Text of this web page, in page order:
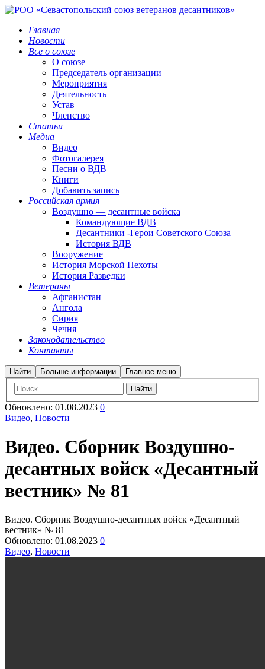
Главная
Новости
Все о союзе
О союзе
Председатель организации
Мероприятия
Деятельность
Устав
Членство
Статьи
Медиа
Видео
Фотогалерея
Песни о ВДВ
Книги
Добавить запись
Российская армия
Воздушно — десантные войска
Командующие ВДВ
Десантники -Герои Советского Союза
История ВДВ
Вооружение
История Морской Пехоты
История Разведки
Ветераны
Афганистан
Ангола
Сирия
Чечня
Законодательство
Контакты
Найти Больше информации Главное меню
Обновлено: 01.08.2023 0
Видео, Новости
Видео. Сборник Воздушно-
десантных войск «Десантный
вестник» № 81
Видео. Сборник Воздушно-десантных войск «Десантный
вестник» № 81
Обновлено: 01.08.2023 0
Видео, Новости